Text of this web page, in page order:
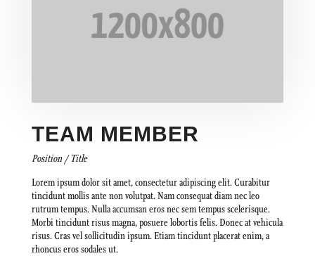
TEAM MEMBER
Position / Title
Lorem ipsum dolor sit amet, consectetur adipiscing elit. Curabitur
tincidunt mollis ante non volutpat. Nam consequat diam nec leo
rutrum tempus. Nulla accumsan eros nec sem tempus scelerisque.
Morbi tincidunt risus magna, posuere lobortis felis. Donec at vehicula
risus. Cras vel sollicitudin ipsum. Etiam tincidunt placerat enim, a
rhoncus eros sodales ut.